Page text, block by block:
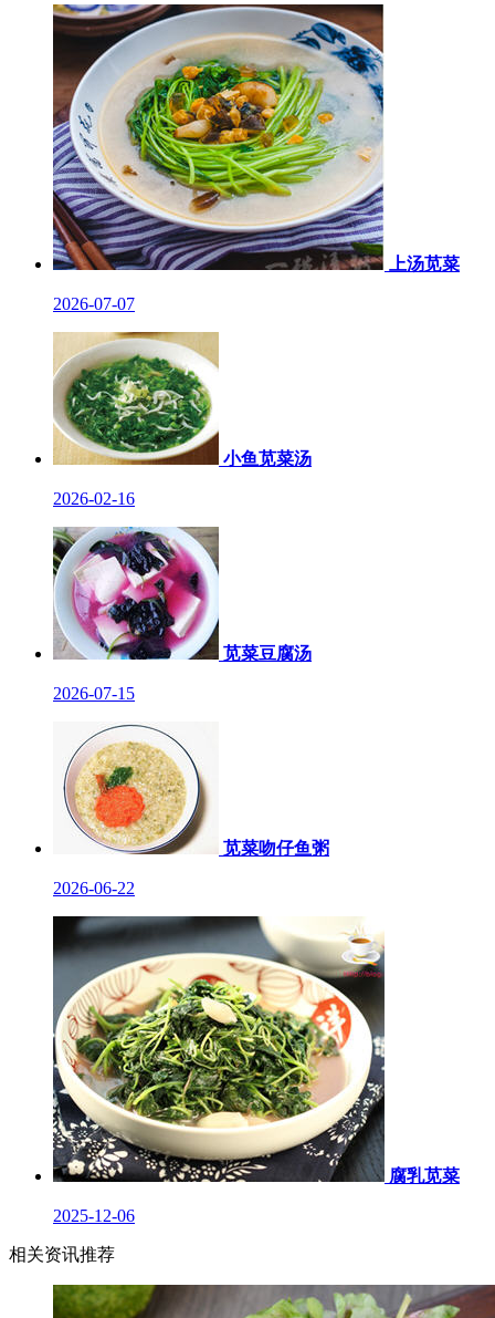
上汤苋菜
2026-07-07
小鱼苋菜汤
2026-02-16
苋菜豆腐汤
2026-07-15
苋菜吻仔鱼粥
2026-06-22
腐乳苋菜
2025-12-06
相关资讯推荐